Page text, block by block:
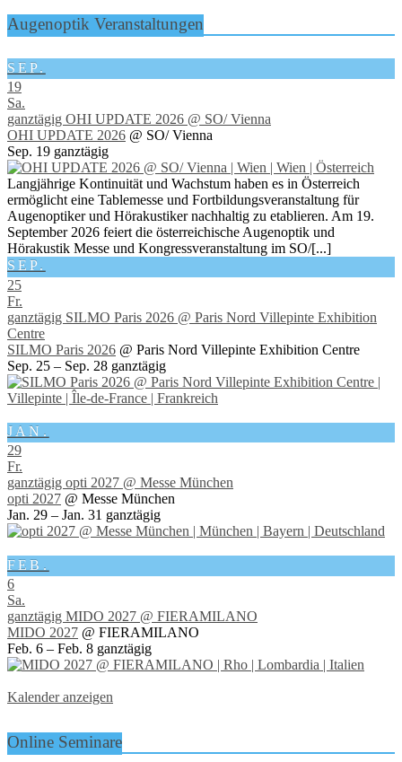
Augenoptik Veranstaltungen
SEP.
19
Sa.
ganztägig OHI UPDATE 2026 @ SO/ Vienna
OHI UPDATE 2026 @ SO/ Vienna
Sep. 19 ganztägig
Langjährige Kontinuität und Wachstum haben es in Österreich
ermöglicht eine Tablemesse und Fortbildungsveranstaltung für
Augenoptiker und Hörakustiker nachhaltig zu etablieren. Am 19.
September 2026 feiert die österreichische Augenoptik und
Hörakustik Messe und Kongressveranstaltung im SO/[...]
SEP.
25
Fr.
ganztägig SILMO Paris 2026 @ Paris Nord Villepinte Exhibition
Centre
SILMO Paris 2026 @ Paris Nord Villepinte Exhibition Centre
Sep. 25 – Sep. 28 ganztägig
JAN.
29
Fr.
ganztägig opti 2027 @ Messe München
opti 2027 @ Messe München
Jan. 29 – Jan. 31 ganztägig
FEB.
6
Sa.
ganztägig MIDO 2027 @ FIERAMILANO
MIDO 2027 @ FIERAMILANO
Feb. 6 – Feb. 8 ganztägig
Kalender anzeigen
Online Seminare